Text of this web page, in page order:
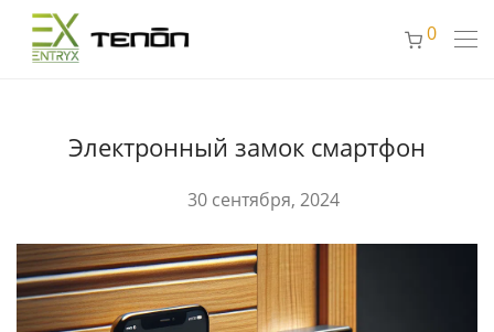
0
Электронный замок смартфон
30 сентября, 2024